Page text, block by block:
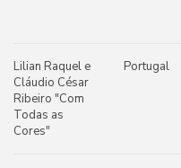
Lilian Raquel e
Cláudio César
Ribeiro "Com
Todas as
Cores"
Portugal